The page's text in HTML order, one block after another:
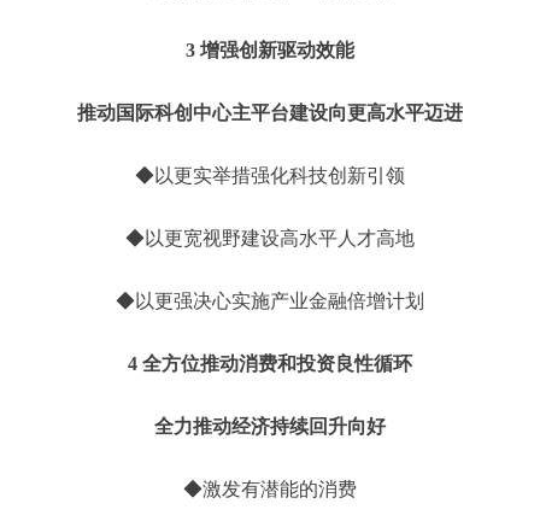
3 增强创新驱动效能
推动国际科创中心主平台建设向更高水平迈进
◆以更实举措强化科技创新引领
◆以更宽视野建设高水平人才高地
◆以更强决心实施产业金融倍增计划
4 全方位推动消费和投资良性循环
全力推动经济持续回升向好
◆激发有潜能的消费